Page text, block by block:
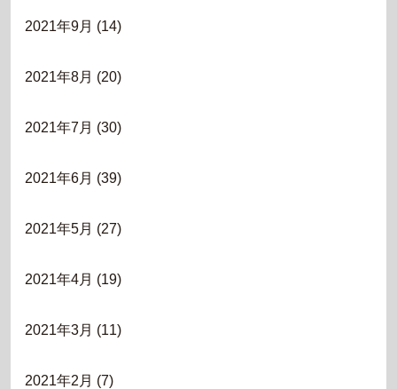
2021年9月 (14)
2021年8月 (20)
2021年7月 (30)
2021年6月 (39)
2021年5月 (27)
2021年4月 (19)
2021年3月 (11)
2021年2月 (7)